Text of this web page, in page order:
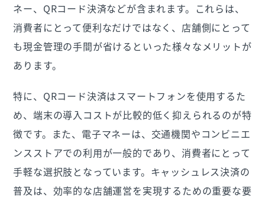
ネー、QRコード決済などが含まれます。これらは、
消費者にとって便利なだけではなく、店舗側にとって
も現金管理の手間が省けるといった様々なメリットが
あります。
特に、QRコード決済はスマートフォンを使用するた
め、端末の導入コストが比較的低く抑えられるのが特
徴です。また、電子マネーは、交通機関やコンビニエ
ンスストアでの利用が一般的であり、消費者にとって
手軽な選択肢となっています。キャッシュレス決済の
普及は、効率的な店舗運営を実現するための重要な要